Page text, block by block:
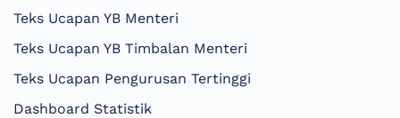
Teks Ucapan YB Menteri
Teks Ucapan YB Timbalan Menteri
Teks Ucapan Pengurusan Tertinggi
Dashboard Statistik